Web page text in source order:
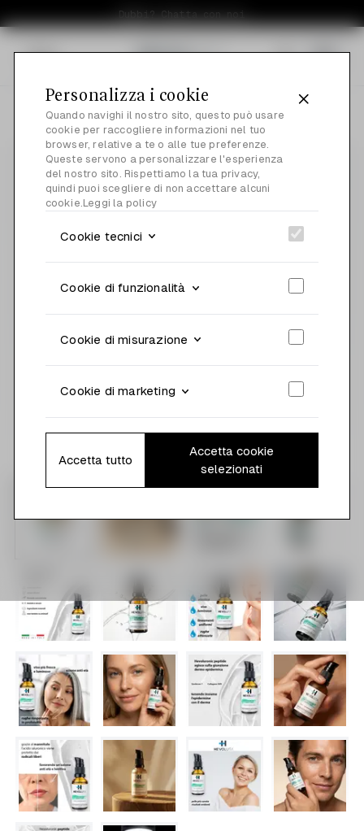
Personalizza i cookie
Quando navighi il nostro sito, questo può usare
cookie per raccogliere informazioni nel tuo
browser, relative a te o alle tue preferenze.
Queste servono a personalizzare l'esperienza
del nostro sito. Rispettiamo la tua privacy,
quindi puoi scegliere di non accettare alcuni
cookie. Leggi la policy
Cookie tecnici
Cookie di funzionalità
Cookie di misurazione
Cookie di marketing
Accetta tutto
Accetta cookie
selezionati
Dubbi? Chatta con noi
Menu 0